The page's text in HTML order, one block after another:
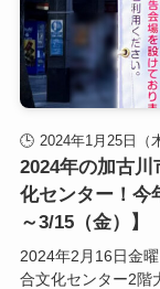
2024年1月25日（
2024年の加古
化センター！今
～3/15（金）】
2024年2月16日金
合文化センター2階